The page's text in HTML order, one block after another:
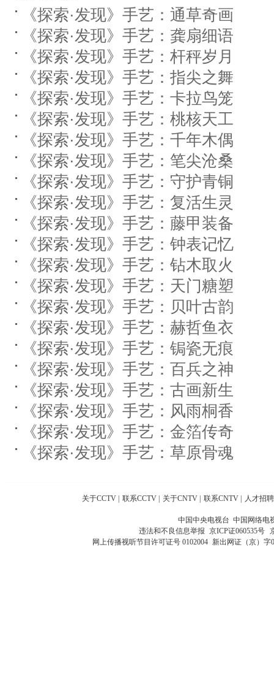
《探索·发现》手艺：通草奇画
《探索·发现》手艺：龚扇细语
《探索·发现》手艺：杆秤岁月
《探索·发现》手艺：指尖之舞
《探索·发现》手艺：卡拉鸟笼
《探索·发现》手艺：桃核天工
《探索·发现》手艺：千年木偶
《探索·发现》手艺：笔尖沧桑
《探索·发现》手艺：守护青铜
《探索·发现》手艺：复活生灵
《探索·发现》手艺：藤甲装备
《探索·发现》手艺：钟表记忆
《探索·发现》手艺：钻木取火
《探索·发现》手艺：天门糖塑
《探索·发现》手艺：贝叶古韵
《探索·发现》手艺：赫哲鱼衣
《探索·发现》手艺：锔瓷无痕
《探索·发现》手艺：百兵之神
《探索·发现》手艺：古画新生
《探索·发现》手艺：风雨桐香
《探索·发现》手艺：金箔传奇
《探索·发现》手艺：草原骨魂
关于CCTV 联系CCTV 关于CNTV 联系CNTV 人才招聘
中国中央电视台 中国网络电
违法和不良信息举报 京ICP证060535号
网上传播视听节目许可证号 0102004 新出网证（京）